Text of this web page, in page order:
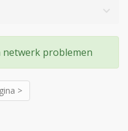
netwerk problemen
>